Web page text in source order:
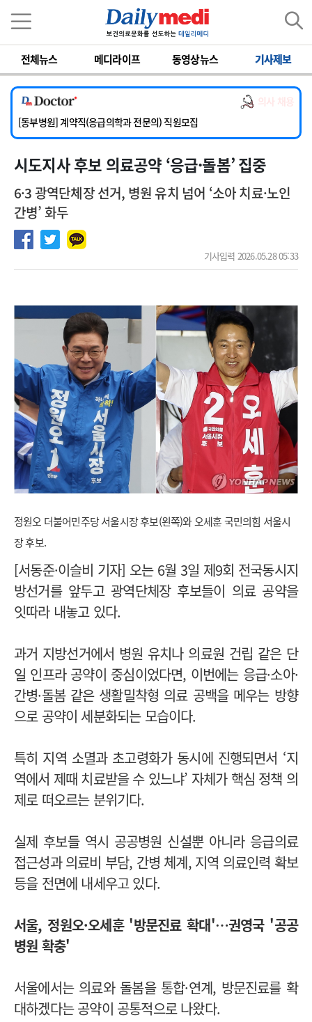
전체뉴스 메디라이프 동영상뉴스 기사제보
의사 채용
[서울아산병원] 2026년 하반기 인턴 모집
[영남대학교의료원] 마취통증의학과 임기제 임상의사 채용
[충남대학교병원] 소아청소년과(소아응급전담) 계약직 의사 공개채용
[동부병원] 계약직(응급의학과 전문의) 직원모집
[이대목동병원] 하반기 전공의(레지던트1년차) 모집
[서울아산병원] 2026년 하반기 인턴 모집
시도지사 후보 의료공약 ‘응급·돌봄’ 집중
6·3 광역단체장 선거, 병원 유치 넘어 ‘소아 치료·노인
간병’ 화두
기사입력 2026.05.28 05:33
정원오 더불어민주당 서울시장 후보(왼쪽)와 오세훈 국민의힘 서울시
장 후보.
[서동준·이슬비 기자] 오는 6월 3일 제9회 전국동시지
방선거를 앞두고 광역단체장 후보들이 의료 공약을
잇따라 내놓고 있다.
과거 지방선거에서 병원 유치나 의료원 건립 같은 단
일 인프라 공약이 중심이었다면, 이번에는 응급·소아·
간병·돌봄 같은 생활밀착형 의료 공백을 메우는 방향
으로 공약이 세분화되는 모습이다.
특히 지역 소멸과 초고령화가 동시에 진행되면서 ‘지
역에서 제때 치료받을 수 있느냐’ 자체가 핵심 정책 의
제로 떠오르는 분위기다.
실제 후보들 역시 공공병원 신설뿐 아니라 응급의료
접근성과 의료비 부담, 간병 체계, 지역 의료인력 확보
등을 전면에 내세우고 있다.
서울, 정원오·오세훈 '방문진료 확대'…권영국 '공공
병원 확충'
서울에서는 의료와 돌봄을 통합·연계, 방문진료를 확
대하겠다는 공약이 공통적으로 나왔다.